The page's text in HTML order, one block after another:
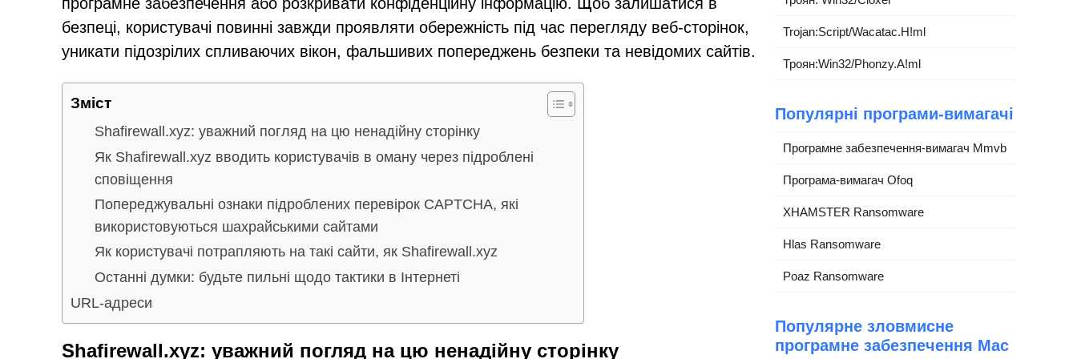
безпеці, користувачі повинні завжди проявляти обережність під час перегляду веб-сторінок,
уникати підозрілих спливаючих вікон, фальшивих попереджень безпеки та невідомих сайтів.
Зміст
Shafirewall.xyz: уважний погляд на цю ненадійну сторінку
Як Shafirewall.xyz вводить користувачів в оману через підроблені
сповіщення
Попереджувальні ознаки підроблених перевірок CAPTCHA, які
використовуються шахрайськими сайтами
Як користувачі потрапляють на такі сайти, як Shafirewall.xyz
Останні думки: будьте пильні щодо тактики в Інтернеті
URL-адреси
Shafirewall.xyz: уважний погляд на цю ненадійну сторінку
Trojan:Script/Wacatac.H!ml
Троян:Win32/Phonzy.A!ml
Популярні програми-вимагачі
Програмне забезпечення-вимагач Mmvb
Програма-вимагач Ofoq
XHAMSTER Ransomware
Hlas Ransomware
Poaz Ransomware
Популярне зловмисне
програмне забезпечення Mac